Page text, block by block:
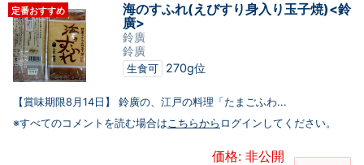
定番おすすめ
海のすふれ(えびすり身入り玉子焼)<鈴
廣>
鈴廣
鈴廣
生食可 270g位
【賞味期限8月14日】 鈴廣の、江戸の料理「たまごふわ...
※すべてのコメントを読む場合はこちらから ログインしてください。
価格: 非公開